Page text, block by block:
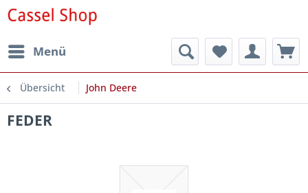
Menü
Übersicht John Deere
FEDER